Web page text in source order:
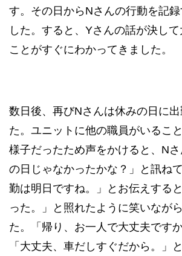
す。その日からNさんの行動を記
した。すると、Yさんの話が決し
ことがすぐにわかってきました。
数日後、再びNさんは休みの日に
た。ユニットに他の職員がいるこ
様子だったため声をかけると、N
の日じゃなかったかな？」と訊ね
勤は明日ですね。」とお伝えする
った。」と照れたように笑いなが
た。「帰り、お一人で大丈夫です
「大丈夫、車だしすぐだから。」